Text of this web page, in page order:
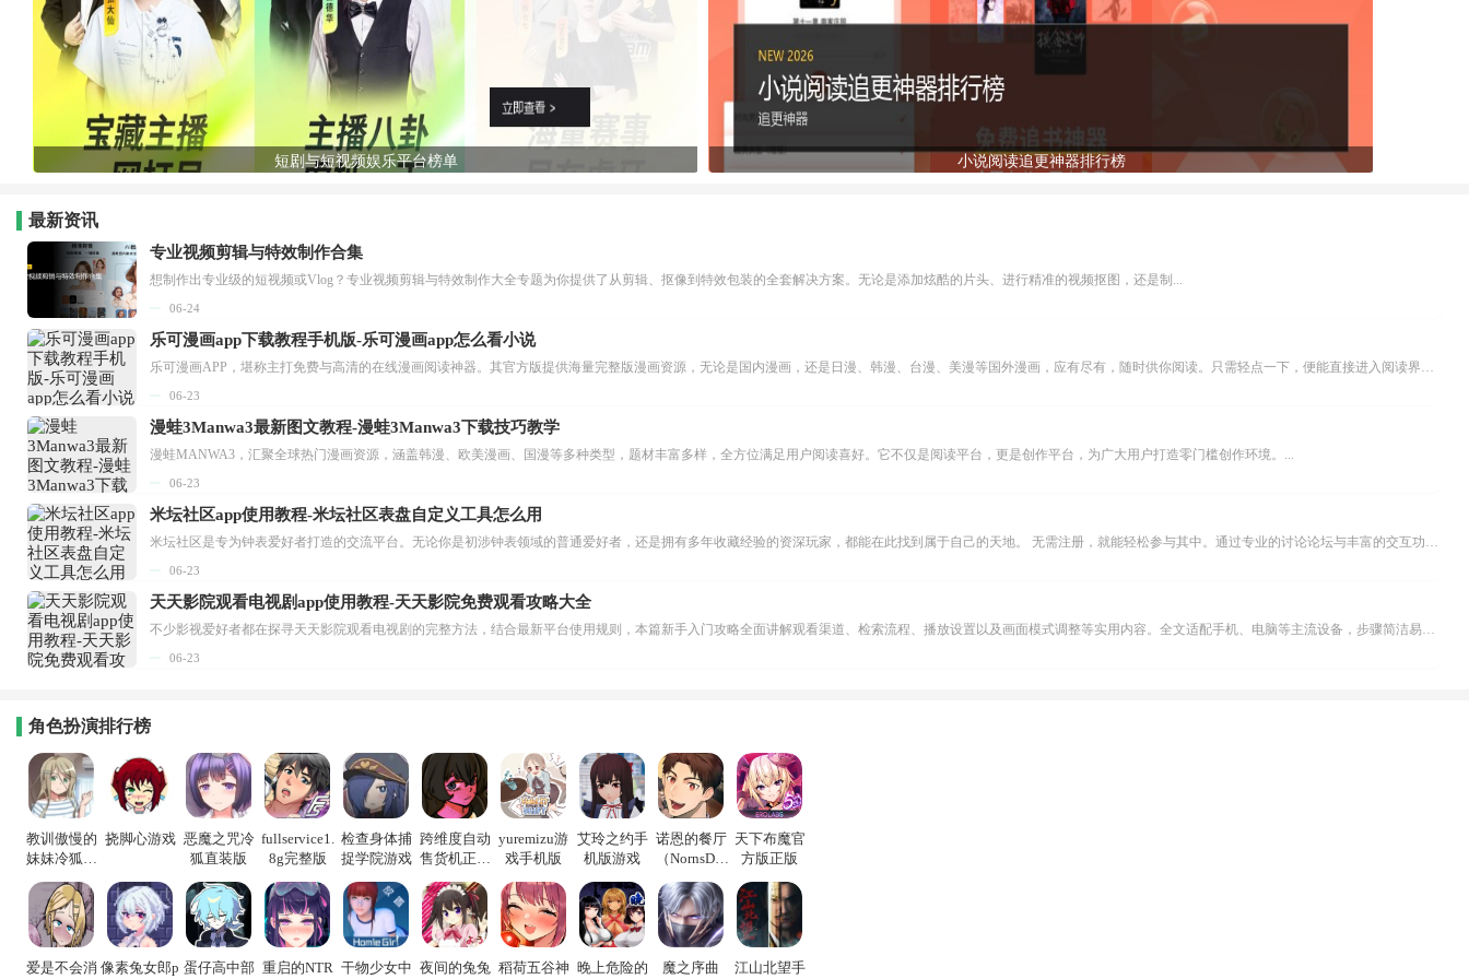
短剧与短视频娱乐平台榜单 小说阅读追更神器排行榜
最新资讯
专业视频剪辑与特效制作合集
想制作出专业级的短视频或Vlog？专业视频剪辑与特效制作大全专题为你提供了从剪辑、抠像到特效包装的全套解决方案。无论是添加炫酷的片头、进行精准的视频抠图，还是制...
06-24
乐可漫画app下载教程手机版-乐可漫画app怎么看小说
乐可漫画APP，堪称主打免费与高清的在线漫画阅读神器。其官方版提供海量完整版漫画资源，无论是国内漫画，还是日漫、韩漫、台漫、美漫等国外漫画，应有尽有，随时供你阅读。只需轻点一下，便能直接进入阅读界面。不仅如此，乐可漫画最新版本更新速度极快，在这里，你总能抢先看到全网一手漫画章节内容！...
06-23
漫蛙3Manwa3最新图文教程-漫蛙3Manwa3下载技巧教学
漫蛙MANWA3，汇聚全球热门漫画资源，涵盖韩漫、欧美漫画、国漫等多种类型，题材丰富多样，全方位满足用户阅读喜好。它不仅是阅读平台，更是创作平台，为广大用户打造零门槛创作环境。...
06-23
米坛社区app使用教程-米坛社区表盘自定义工具怎么用
米坛社区是专为钟表爱好者打造的交流平台。无论你是初涉钟表领域的普通爱好者，还是拥有多年收藏经验的资深玩家，都能在此找到属于自己的天地。 无需注册，就能轻松参与其中。通过专业的讨论论坛与丰富的交互功能，你可与世界各地的钟表爱好者畅快交流。若你钟情于钟表，米坛社区无疑是值得一试的理想之选。在这里，你能获取最新的手表资讯，交流见解，提升鉴赏品味，让每一块手表都成为收藏故事中重要的一部分。感兴趣的朋友，不要错过下载机会。...
06-23
天天影院观看电视剧app使用教程-天天影院免费观看攻略大全
不少影视爱好者都在探寻天天影院观看电视剧的完整方法，结合最新平台使用规则，本篇新手入门攻略全面讲解观看渠道、检索流程、播放设置以及画面模式调整等实用内容。全文适配手机、电脑等主流设备，步骤简洁易懂，无论是初次使用的新手，还是想要优化观影体验的用户，都能参照内容快速上手，熟练掌握平台各项操作技巧，轻松畅享影视内容。...
06-23
角色扮演排行榜
教训傲慢的
妹妹冷狐游
挠脚心游戏 恶魔之咒冷
狐直装版
fullservice1.
8g完整版
检查身体捕
捉学院游戏
跨维度自动
售货机正式
yuremizu游
戏手机版
艾玲之约手
机版游戏
诺恩的餐厅
（NornsDin
天下布魔官
方版正版
爱是不会消 像素兔女郎p 蛋仔高中部 重启的NTR 干物少女中 夜间的兔兔 稻荷五谷神 晚上危险的
魔之序曲
江山北望手